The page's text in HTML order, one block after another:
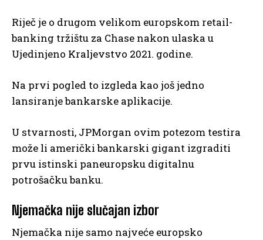
Riječ je o drugom velikom europskom retail-
banking tržištu za Chase nakon ulaska u
Ujedinjeno Kraljevstvo 2021. godine.
Na prvi pogled to izgleda kao još jedno
lansiranje bankarske aplikacije.
U stvarnosti, JPMorgan ovim potezom testira
može li američki bankarski gigant izgraditi
prvu istinski paneuropsku digitalnu
potrošačku banku.
Njemačka nije slučajan izbor
Njemačka nije samo najveće europsko